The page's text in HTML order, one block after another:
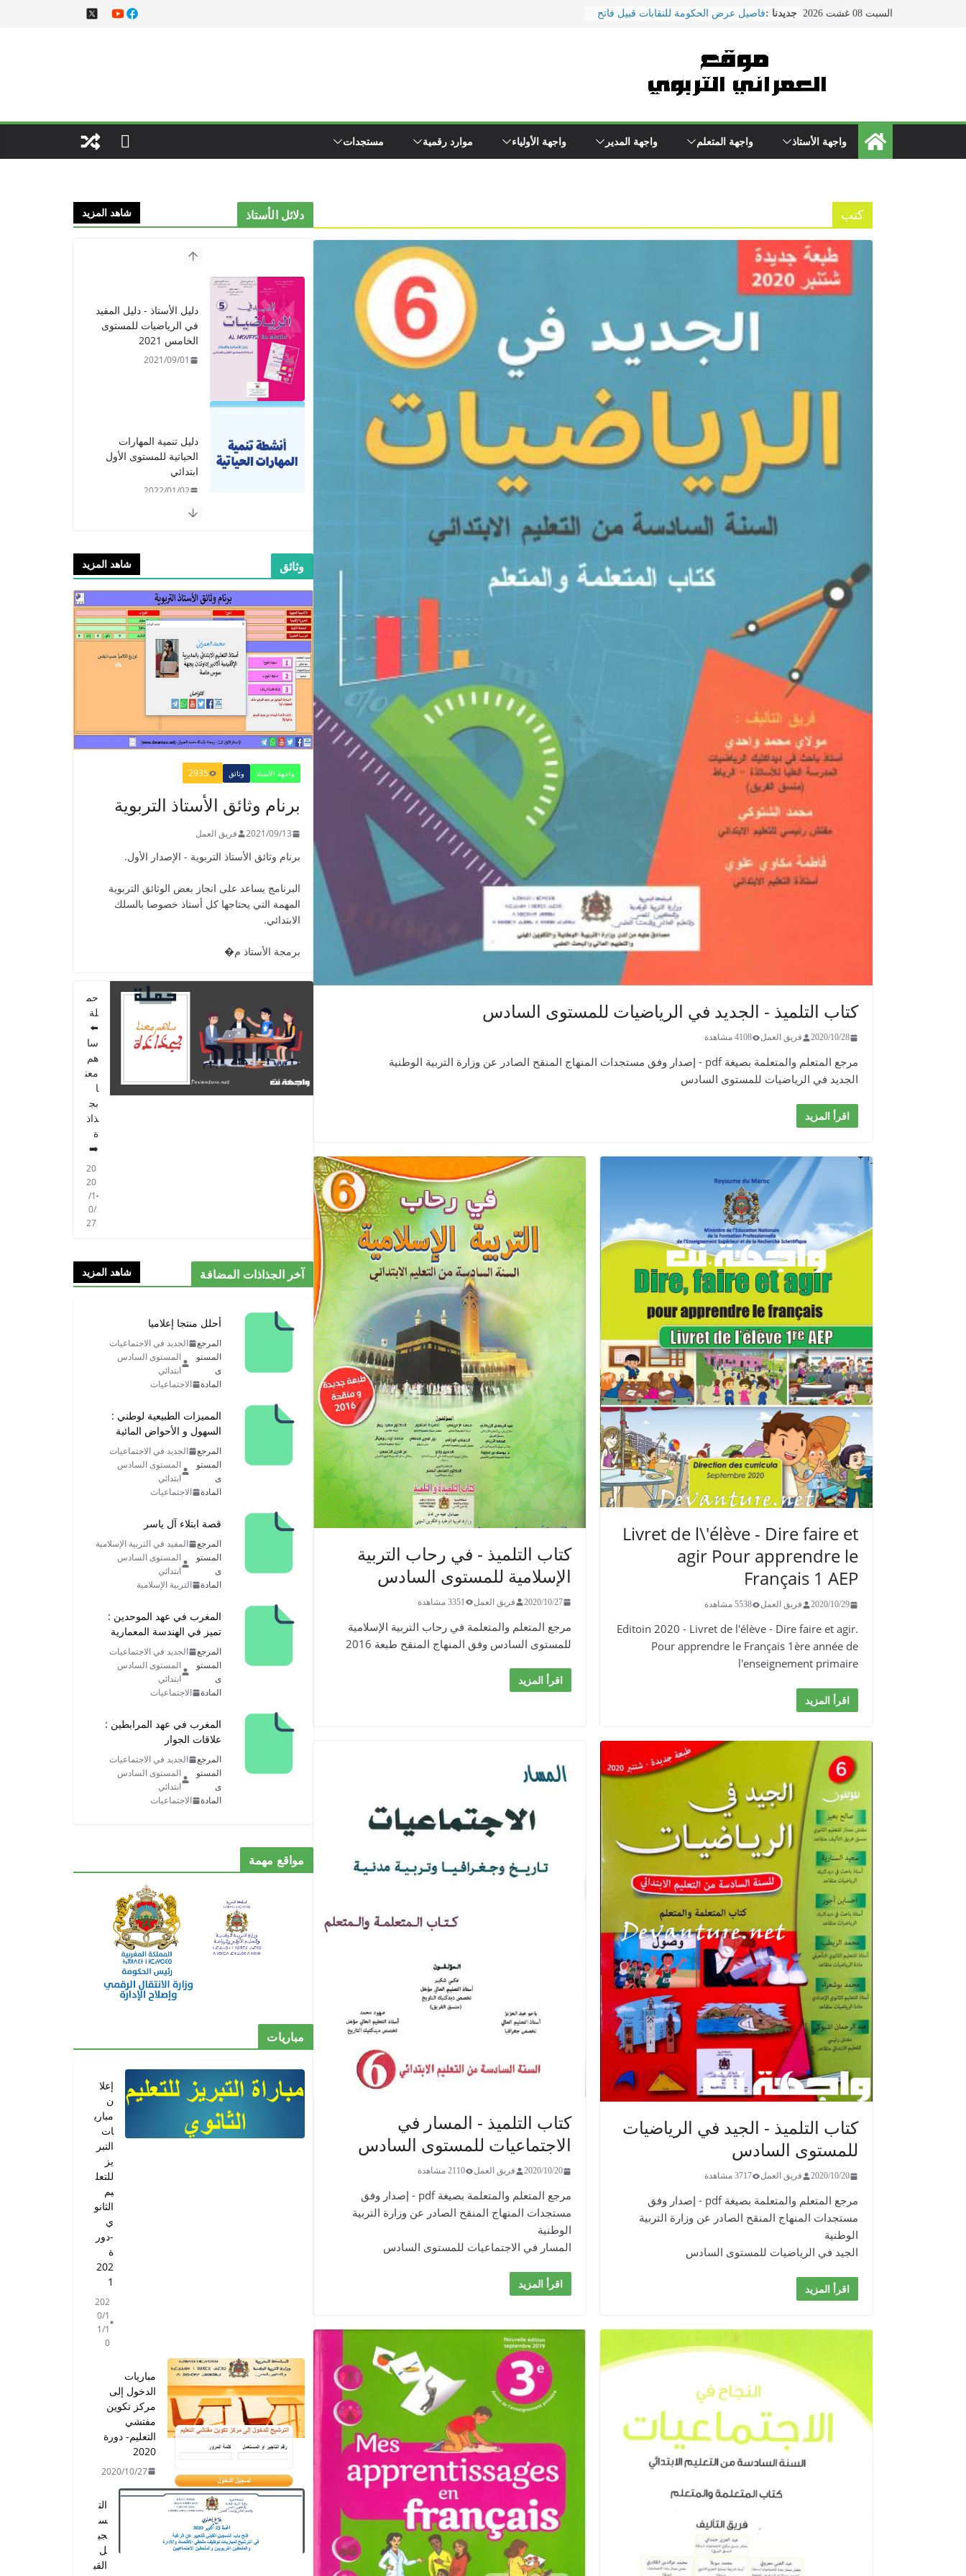
السبت 08 غشت 2026 جديدنا :فاصيل عرض الحكومة للنقابات قبيل فاتح
التربية الوطنية
الحوار الاجتماعي يتواصل بوزارة
\"بنموسى\" وسط دعوات لتصعيد
من طرف والد تلميذ
مباريات الدخول إلى مركز تكوين مفتشي
واجهة الأستاذ واجهة المتعلم واجهة المدير واجهة الأولياء موارد رقمية مستجدات
كتب
كتاب التلميذ - الجديد في الرياضيات للمستوى السادس
2020/10/28 فريق العمل 4108 مشاهدة
مرجع المتعلم والمتعلمة بصيغة pdf - إصدار وفق مستجدات المنهاج المنقح الصادر عن وزارة التربية الوطنية
الجديد في الرياضيات للمستوى السادس
اقرأ المزيد
Livret de l\'élève - ​​​Dire faire et
agir Pour apprendre le
Français 1 AEP
2020/10/29 فريق العمل 5538 مشاهدة
.Editoin 2020 - ​Livret de l'élève - ​​​Dire faire et agir
Pour apprendre le Français 1ère année de
l'enseignement primaire
اقرأ المزيد
كتاب التلميذ - في رحاب التربية
الإسلامية للمستوى السادس
2020/10/27 فريق العمل 3351 مشاهدة
مرجع المتعلم والمتعلمة في رحاب التربية الإسلامية
للمستوى السادس وفق المنهاج المنقح طبعة 2016
اقرأ المزيد
كتاب التلميذ - الجيد في الرياضيات
للمستوى السادس
2020/10/20 فريق العمل 3717 مشاهدة
مرجع المتعلم والمتعلمة بصيغة pdf - إصدار وفق
مستجدات المنهاج المنقح الصادر عن وزارة التربية
الوطنية
الجيد في الرياضيات للمستوى السادس
اقرأ المزيد
كتاب التلميذ - المسار في
الاجتماعيات للمستوى السادس
2020/10/20 فريق العمل 2110 مشاهدة
مرجع المتعلم والمتعلمة بصيغة pdf - إصدار وفق
مستجدات المنهاج المنقح الصادر عن وزارة التربية
الوطنية
المسار في الاجتماعيات للمستوى السادس
اقرأ المزيد
دلائل الأستاذ شاهد المزيد
دليل الأستاذ - دليل المفيد
في الرياضيات للمستوى
الخامس 2021
2021/09/01
دليل تنمية المهارات
الحياتية للمستوى الأول
ابتدائي
2022/01/02
​دليل المفيد في اللغة
2021
2021/09/01
Mes apprentissages
en Français 6 AEP
-2021
2021/09/01
2022/01/02
ANNEE 2021
وثائق شاهد المزيد
واجهة الأستاذ وثائق 2935
برنام وثائق الأستاذ التربوية
2021/09/13 فريق العمل
برنام وثائق الأستاذ التربوية - الإصدار الأول.
البرنامج يساعد على انجاز بعض الوثائق التربوية
المهمة التي يحتاجها كل أستاذ خصوصا بالسلك
الابتدائي.
برمجة الأستاذ م�
حم
لة
⬅️
سا
هم
معن
ا
بج
ذاذ
ة
➡️
20
20
/1
0/
27
آخر الجذاذات المضافة شاهد المزيد
أحلل منتجا إعلاميا
المرجع
الجديد في الاجتماعيات
المستو
ى
المستوى السادس
ابتدائي
المادة
الاجتماعيات
المميزات الطبيعية لوطني :
السهول و الأحواض المائية
المرجع
الجديد في الاجتماعيات
المستو
ى
المستوى السادس
ابتدائي
المادة
الاجتماعيات
قصة ابتلاء آل ياسر
المرجع
المفيد في التربية الإسلامية
المستو
ى
المستوى السادس
ابتدائي
المادة
التربية الإسلامية
المغرب في عهد الموحدين :
تميز في الهندسة المعمارية
المرجع
الجديد في الاجتماعيات
المستو
ى
المستوى السادس
ابتدائي
المادة
الاجتماعيات
المغرب في عهد المرابطين :
علاقات الجوار
المرجع
الجديد في الاجتماعيات
المستو
ى
المستوى السادس
ابتدائي
المادة
الاجتماعيات
مواقع مهمة
مباريات
إعلا
ن
مباري
ات
التبر
يز
للتعل
يم
الثانو
ي
-دور
ة
202
1
202
0/1
1/1
0
مباريات
الدخول إلى
مركز تكوين
مفتشي
التعليم- دورة
2020
2020/10/27
الت
س
جي
ل
القب